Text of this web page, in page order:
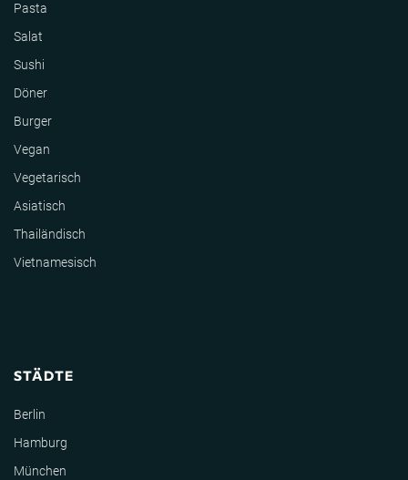
Pasta
Salat
Sushi
Döner
Burger
Vegan
Vegetarisch
Asiatisch
Thailändisch
Vietnamesisch
STÄDTE
Berlin
Hamburg
München